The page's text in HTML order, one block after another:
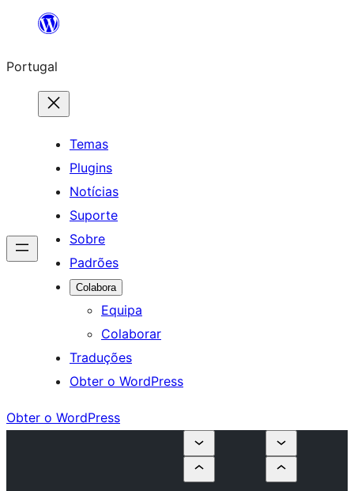
Saltar
o
conteúdo
Portugal
Temas
Plugins
Notícias
Suporte
Sobre
Padrões
Colabora
Equipa
Colaborar
Traduções
Obter o WordPress
Obter o WordPress